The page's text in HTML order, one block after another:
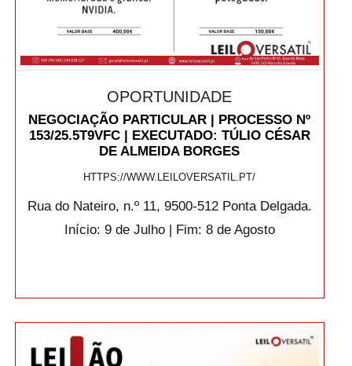
OPORTUNIDADE
NEGOCIAÇÃO PARTICULAR | PROCESSO Nº
153/25.5T9VFC | EXECUTADO: TÚLIO CÉSAR
DE ALMEIDA BORGES
HTTPS://WWW.LEILOVERSATIL.PT/
Rua do Nateiro, n.º 11, 9500-512 Ponta Delgada.
Início: 9 de Julho | Fim: 8 de Agosto